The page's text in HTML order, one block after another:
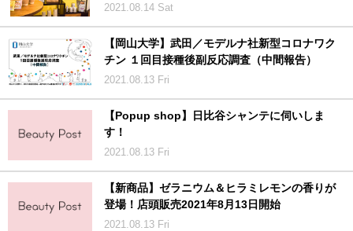
2021.08.14 Sat
【岡山大学】武田／モデルナ社新型コロナワク
チン １回目接種後副反応調査（中間報告）
2021.08.13 Fri
【Popup shop】日比谷シャンテに伺いしま
す！
2021.08.13 Fri
【新商品】ゼラニウム＆ヒラミレモンの香りが
登場！店頭販売2021年8月13日開始
2021.08.13 Fri